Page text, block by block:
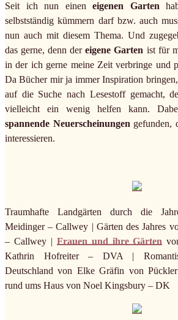
Seit ich nun einen eigenen Garten
selbstständig kümmern darf bzw. auch
nun auch mit diesem Thema. Und
das gerne, denn dereigene Garten ist für
in der ich gerne meine Zeit verbringe und
Da Bücher mir ja immer Inspiration
auf die Suche nach Lesestoff gemacht,
vielleicht ein wenig helfen kann.
spannende Neuerscheinungen gefunden,
interessieren.
Traumhafte Landgärten durch die
Meidinger – Callwey | Gärten des Jahres
– Callwey | Frauen und ihre Gärten
Kathrin Hofreiter – DVA |
Deutschland von Elke Gräfin von
rund ums Haus von Noel Kingsbury – DK